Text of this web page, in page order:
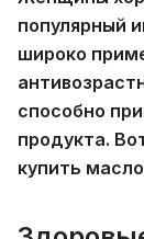
популярный
широко
способно
продукта.
купить